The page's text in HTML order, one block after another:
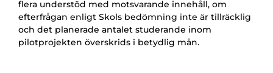
flera understöd med motsvarande innehåll, om
efterfrågan enligt Skols bedömning inte är tillräcklig
och det planerade antalet studerande inom
pilotprojekten överskrids i betydlig mån.